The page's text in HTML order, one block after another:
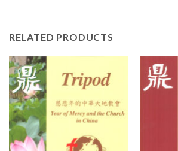
RELATED PRODUCTS